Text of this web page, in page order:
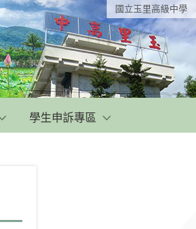
國立玉里高級中學
學生申訴專區